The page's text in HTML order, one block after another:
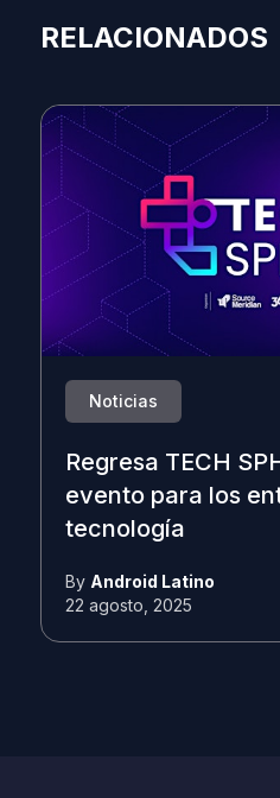
RELACIONADOS
Noticias
Regresa TECH
evento para los
tecnología
By Android Latino
22 agosto, 2025